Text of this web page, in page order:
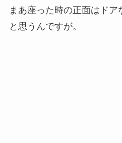
まあ座った時の正面はド
と思うんですが。